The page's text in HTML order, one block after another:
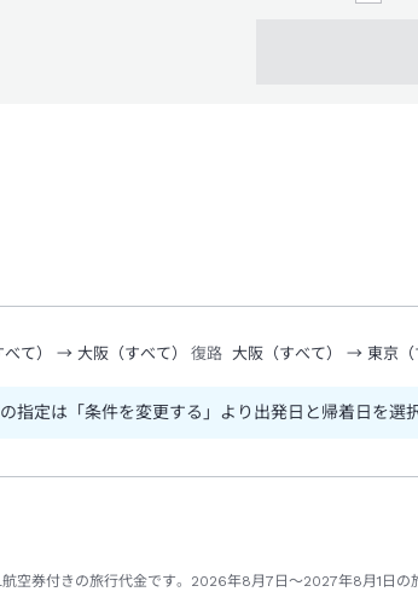
て） → 大阪（すべて） 復路 大阪（すべて） → 東京（
指定は「条件を変更する」より出発日と帰着日を
空券付きの旅行代金です。2026年8月7日～2027年8月1日の